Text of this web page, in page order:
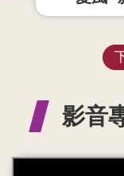
影音